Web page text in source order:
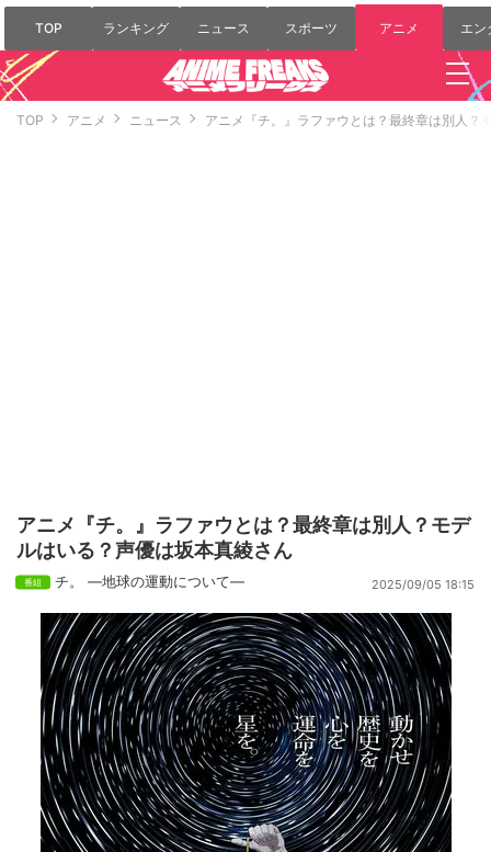
TOP ランキング ニュース スポーツ アニメ エン
TOP アニメ ニュース アニメ『チ。』ラファウとは？最終章は別人？
アニメ『チ。』ラファウとは？最終章は別人？モデ
ルはいる？声優は坂本真綾さん
チ。 ―地球の運動について― 2025/09/05 18:15